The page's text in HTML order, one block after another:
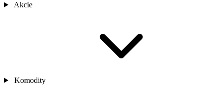
Akcie
Komodity